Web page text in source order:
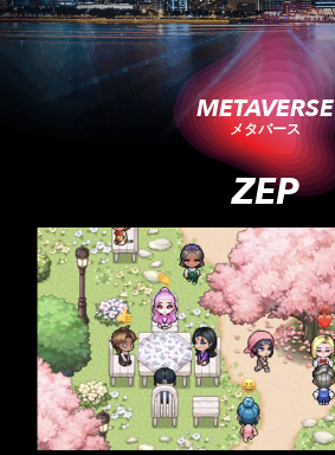
METAVERSE
メタバース
ZEP